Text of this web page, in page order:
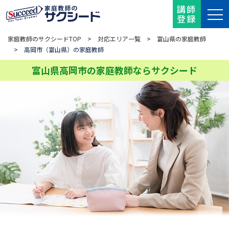
講師
登録
家庭教師のサクシードTOP > 対応エリア一覧 > 富山県の家庭教師
> 高岡市（富山県）の家庭教師
富山県高岡市の家庭教師ならサクシード